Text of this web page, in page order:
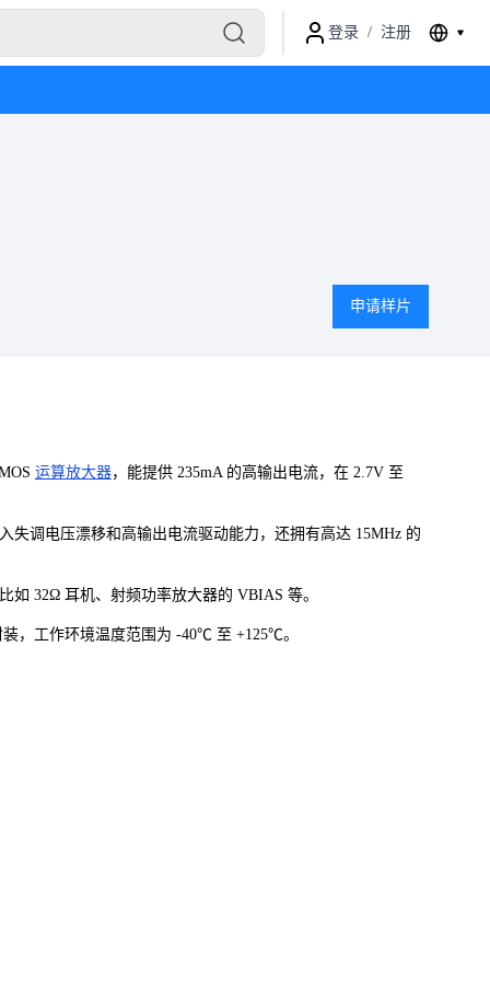
登录 / 注册
申请样片
运算放大器，能提供 235mA 的高输出电流，在 2.7V 至
失调电压漂移和高输出电流驱动能力，还拥有高达 15MHz 的
如 32Ω 耳机、射频功率放大器的 VBIAS 等。
，工作环境温度范围为 -40℃ 至 +125℃。